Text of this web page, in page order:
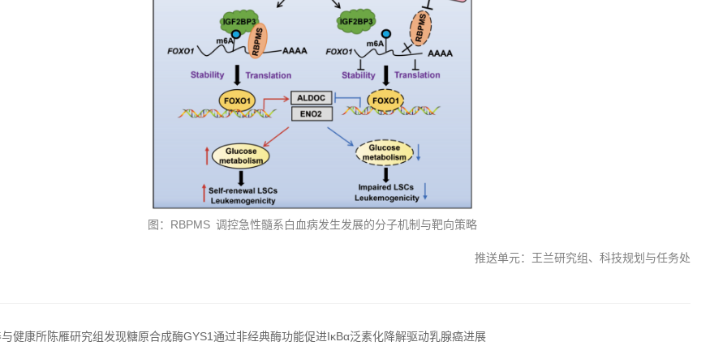
图：RBPMS 调控急性髓系白血病发生发展的分子机制与靶向策略
推送单元：王兰研究组、科技规划与任务处
健康所陈雁研究组发现糖原合成酶GYS1通过非经典酶功能促进IκBα泛素化降解驱动乳腺癌进展